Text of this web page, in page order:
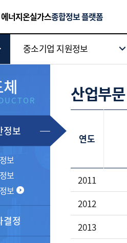
너지온실가스종합정보 플랫폼
중소기업 지원정보
정보
보
보
보
결정
산업부
연도
2011
2012
2013